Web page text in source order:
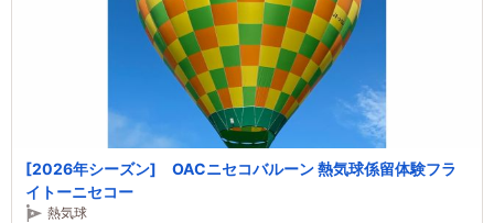
[2026年シーズン] OACニセコバルーン 熱気球係留体験フラ
イトーニセコー
熱気球